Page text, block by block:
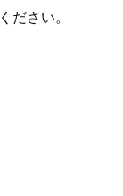
ださい。